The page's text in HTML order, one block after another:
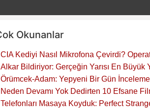
Okunanlar
CIA Kediyi Nasıl Mikrofona Çevirdi?
Alkar Bildiriyor: Gerçeğin Yarısı En Büyük
Örümcek-Adam: Yepyeni Bir Gün
Neden Devamı Yok Dedirten 10 Efsane
Telefonları Masaya Koyduk: Perfect